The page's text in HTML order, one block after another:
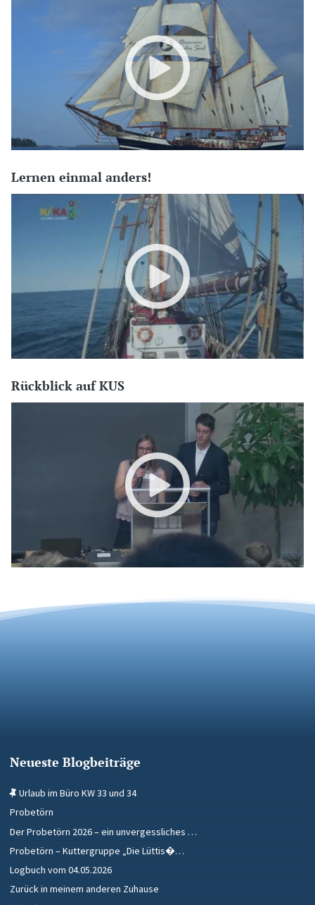
Lernen einmal anders!
Rückblick auf KUS
Neueste Blogbeiträge
Urlaub im Büro KW 33 und 34
Probetörn
Der Probetörn 2026 – ein unvergessliches …
Probetörn – Kuttergruppe „Die Lüttis�…
Logbuch vom 04.05.2026
Zurück in meinem anderen Zuhause